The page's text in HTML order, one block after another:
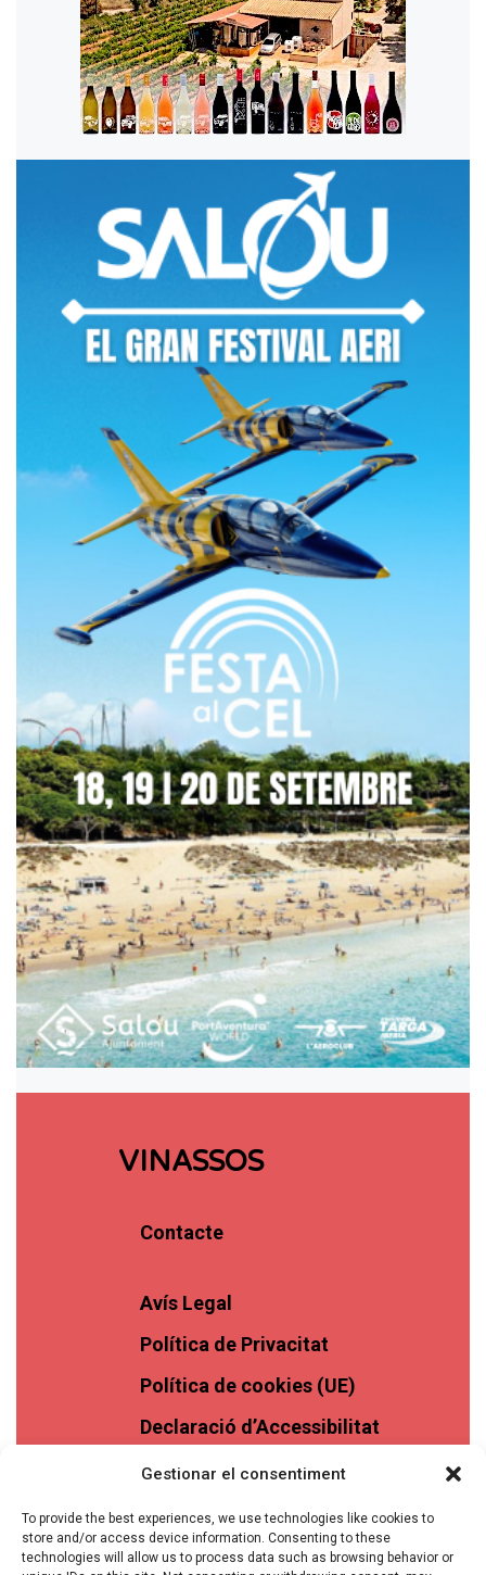
Gestionar el consentiment
To provide the best experiences, we use technologies like cookies to
store and/or access device information. Consenting to these
technologies will allow us to process data such as browsing behavior or
VINASSOS
Contacte
Avís Legal
Política de Privacitat
Política de cookies (UE)
Declaració d’Accessibilitat